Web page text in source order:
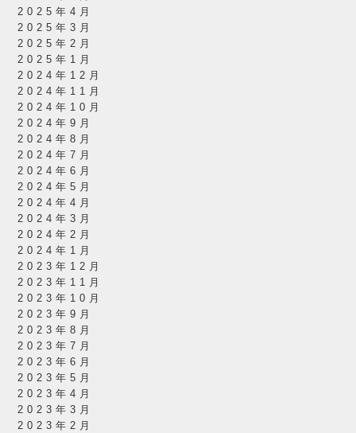
2025年4月
2025年3月
2025年2月
2025年1月
2024年12月
2024年11月
2024年10月
2024年9月
2024年8月
2024年7月
2024年6月
2024年5月
2024年4月
2024年3月
2024年2月
2024年1月
2023年12月
2023年11月
2023年10月
2023年9月
2023年8月
2023年7月
2023年6月
2023年5月
2023年4月
2023年3月
2023年2月